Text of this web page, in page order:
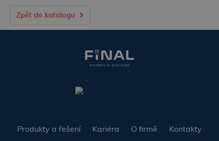
Zpět do katalogu
Produkty a řešení Kariéra O firmě Kontakty